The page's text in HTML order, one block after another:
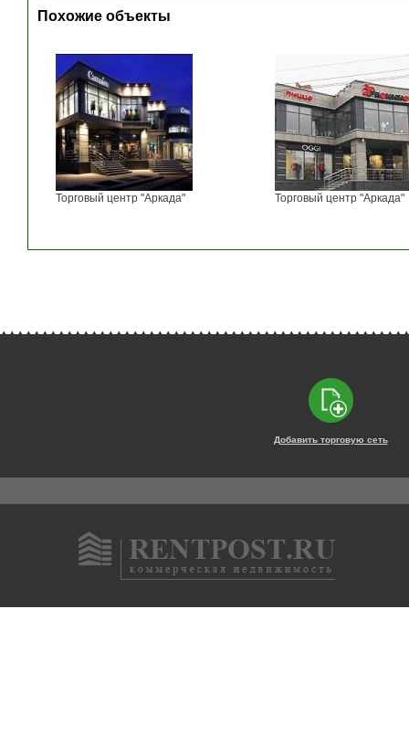
Похожие объекты
Торговый центр "Аркада" Торговый центр "Аркада"
Добавить торговую сеть